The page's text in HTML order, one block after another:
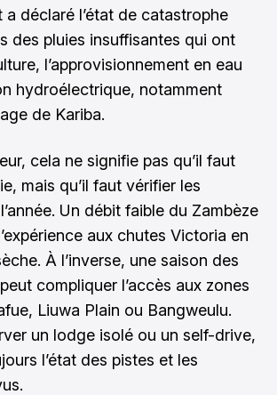
a déclaré l’état de catastrophe
des pluies insuffisantes qui ont
l’approvisionnement en eau
hydroélectrique, notamment
de Kariba.
cela ne signifie pas qu’il faut
mais qu’il faut vérifier les
Un débit faible du Zambèze
aux chutes Victoria en
À l’inverse, une saison des
compliquer l’accès aux zones
Liuwa Plain ou Bangweulu.
un lodge isolé ou un self-drive,
l’état des pistes et les